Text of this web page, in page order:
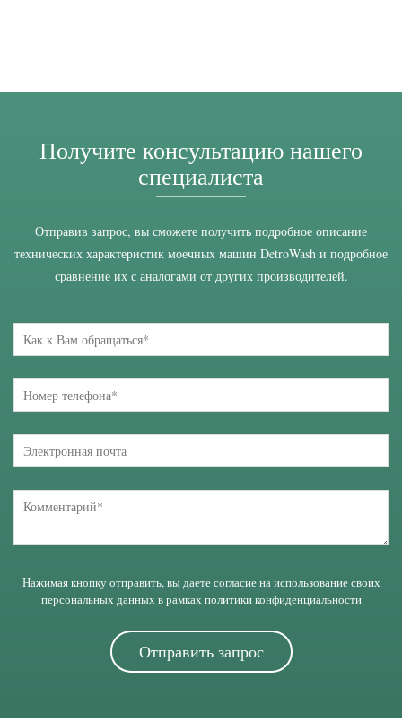
Получите консультацию нашего
специалиста
Отправив запрос, вы сможете получить подробное описание
технических характеристик моечных машин DetroWash и подробное
сравнение их с аналогами от других производителей.
Нажимая кнопку отправить, вы даете согласие на использование своих
персональных данных в рамкахполитики конфиденциальности